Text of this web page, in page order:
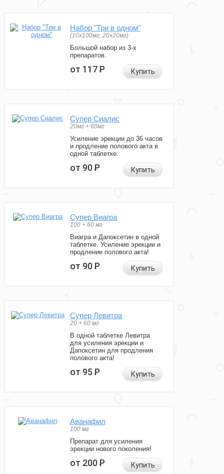
Набор "Три в одном"
(10x100мг, 20x20мг)
Большой набор из 3-х
препаратов.
от 117Р Купить
Супер Сиалис
20мг + 60мг
Усиление эрекции до 36 часов
и продление полового акта в
одной таблетке.
от 90Р Купить
Супер Виагра
100 + 60 мг
Виагра и Дапоксетин в одной
таблетке. Усиление эрекции и
продление полового акта!
от 90Р Купить
Супер Левитра
20 + 60 мг
В одной таблетке Левитра
для усиления эрекции и
Дапоксетин для продления
полового акта!
от 95Р Купить
Аванафил
100 мг
Препарат для усиления
эрекции нового поколения!
от 200Р Купить